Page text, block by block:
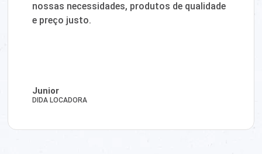
nossas necessidades, produtos de qualidade
e preço justo.
Junior
DIDA LOCADORA